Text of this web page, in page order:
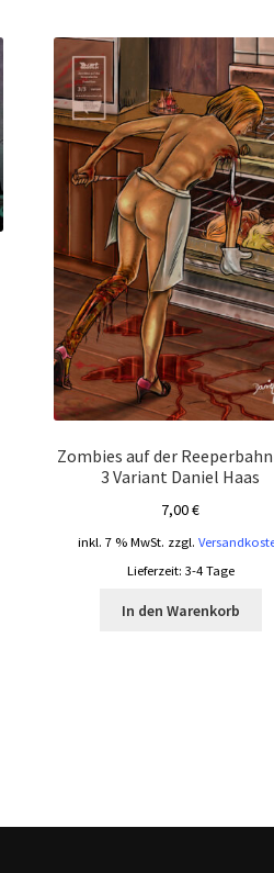
Zombies auf der
3 Variant Daniel Haas
7,00€
inkl. 7 % MwSt. zzgl.
Lieferzeit: 3-4 Tage
In den Warenkorb